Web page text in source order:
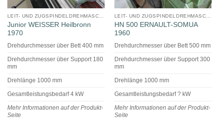
LEIT- UND ZUGSPINDELDREHMASCHINE
Junior WEISSER Heilbronn
1970
Drehdurchmesser über Bett 400 mm
Drehdurchmesser über Support 180
mm
Drehlänge 1000 mm
Gesamtleistungsbedarf 4 kW
Mehr Informationen auf der Produkt-
Seite
LEIT- UND ZUGSPINDELDREHMASCHINE
HN 500 ERNAULT-SOMUA
1960
Drehdurchmesser über Bett 500 mm
Drehdurchmesser über Support 300
mm
Drehlänge 1000 mm
Gesamtleistungsbedarf ? kW
Mehr Informationen auf der Produkt-
Seite